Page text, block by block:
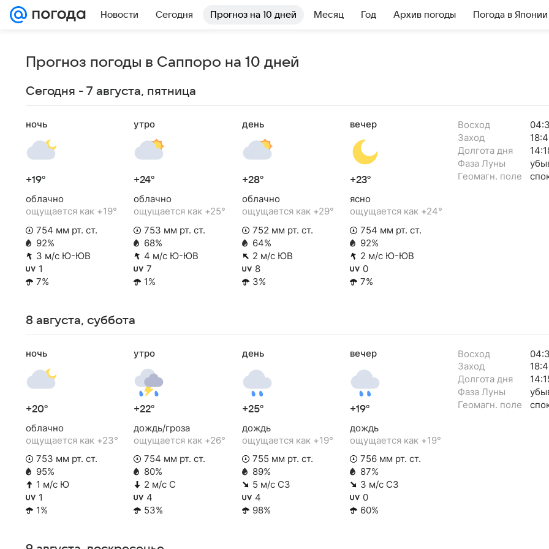
Новости Сегодня Прогноз на 10 дней Месяц Год Архив погоды Погода в Японии
Прогноз погоды в Саппоро на 10 дней
Сегодня - 7 августа, пятница
ночь
+19°
облачно
ощущается как +19°
754 мм рт. ст.
92%
3 м/с Ю-ЮВ
1
7%
утро
+24°
облачно
ощущается как +25°
753 мм рт. ст.
68%
4 м/с Ю-ЮВ
7
1%
день
+28°
облачно
ощущается как +29°
752 мм рт. ст.
64%
2 м/с ЮВ
8
3%
вечер
+23°
ясно
ощущается как +24°
754 мм рт. ст.
92%
2 м/с Ю-ЮВ
0
7%
Восход
Заход
Долгота дня
Фаза Луны
Геомагн. поле
8 августа, суббота
ночь
+20°
облачно
ощущается как +23°
753 мм рт. ст.
95%
1 м/с Ю
1
1%
утро
+22°
дождь/гроза
ощущается как +26°
754 мм рт. ст.
80%
2 м/с С
4
53%
день
+25°
дождь
ощущается как +19°
755 мм рт. ст.
89%
5 м/с СЗ
4
98%
вечер
+19°
дождь
ощущается как +19°
756 мм рт. ст.
87%
3 м/с СЗ
0
60%
Восход
Заход
Долгота дня
Фаза Луны
Геомагн. поле